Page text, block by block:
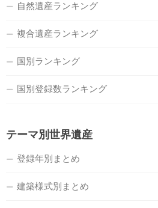
自然遺産ランキング
複合遺産ランキング
国別ランキング
国別登録数ランキング
テーマ別世界遺産
登録年別まとめ
建築様式別まとめ